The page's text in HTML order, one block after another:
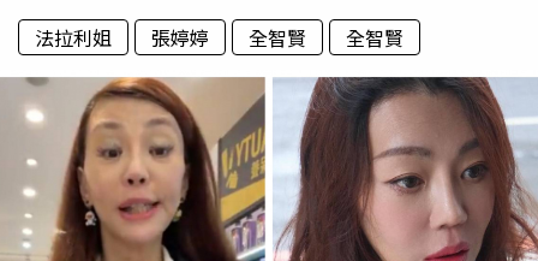
法拉利姐 張婷婷 全智賢 全智賢